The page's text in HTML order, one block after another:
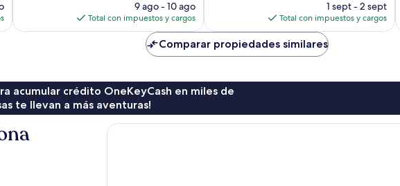
precio
actual
es
9 ago - 10 ago
Total con impuestos y cargos
precio
actual
es
de
$121
1 sept - 2 sept
Total con impuestos y cargos
Comparar propiedades similares
acumular crédito OneKeyCash en miles de
te llevan a más aventuras!